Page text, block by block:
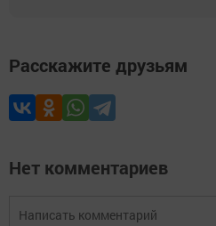
Расскажите друзьям
Нет комментариев